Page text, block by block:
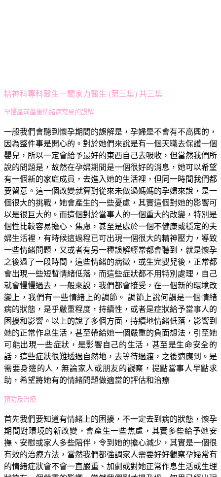
精神科專科醫生－關家力醫生 (第三集) 共三集
孕婦產前產後情緒病常見的誤解
一般我們會聽到懷孕期間的誤解是，孕婦是不會有不高興的，
因為整件事是開心的。對於她們來說是有一個天職去保護一個
嬰兒，所以一定會給予最好的東西自己去吸收，但當然我們所
說的問題是，故然在孕婦期間是一個很好的消息，她可以希望
有一個新的家庭成員，去進入她的生活裡，但同一時間我們都
要留意。這一個改變就算對從來未做過媽媽的孕婦來說，是一
個很大的挑戰，她會產生的一些憂慮，其實這個對她的影響可
以是很巨大的。而這個對於當事人的一個重大的改變，特別是
個性比較容易擔心、焦慮，甚至是處於一個不健康或穩定的夫
婦生活裡，有時候這過程已可出現一個很大的精神壓力，導致
一些情緒問題，又或者有另一種誤解經常都會聽到，就是懷孕
之後過了一段時間，這些情緒的病徵，或生完嬰兒後，正常都
會出現一些短暫情緒低落，而這些症狀都不用特別處理，自己
就會慢慢過去，一般來說，我們都會接受，在一個新的環境改
變上，我們有一些情緒上的調節。 調節上說何謂是一個情緒
病的狀態，是乎嚴重程度，持續性，或者是症狀給予當事人的
困擾和影響。以上的說了多個方面，持續地情緒低落，影響到
她的正常作息生活，甚至帶給她一個嚴重的負面想法，引至她
可能出現一些症狀，是影響自己的生活，甚至是生命安全的
話，這些症狀很難透過自然地，去等待過渡，之後適應到。是
需要身邊的人，無論家人或朋友的觀察，提點當事人早點求
助，希望將她有的情緒問題做適當的評估和治療
預防及治療
首先我們要知道有情緒上的困擾，不一定去到病的狀態，懷孕
期間對環境的新改變，會產生一些焦慮，其實多些給予她安
撫、安慰或家人多些陪伴，令到她的擔心減少，其實是一個很
有效的治療方法，當然我們都強調家人需要好好觀察孕婦常有
的情緒症狀會不會一直嚴重、加劇或對她正常作息生活或生理